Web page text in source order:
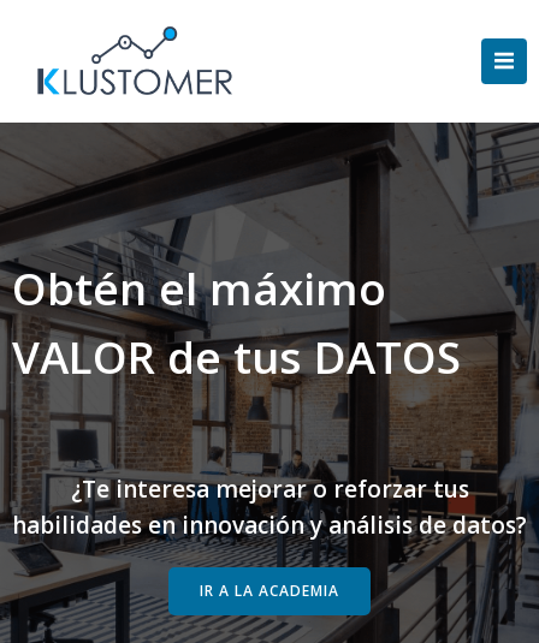
Obtén el máximo
VALOR de tus DATOS
¿Te interesa mejorar o reforzar tus
habilidades en innovación y análisis de datos?
IR A LA ACADEMIA